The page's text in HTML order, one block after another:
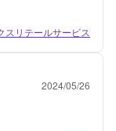
スリテールサービス
2024/05/26